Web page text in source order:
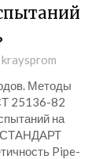
kraysprom
Методы
25136-82
на
Pipe-